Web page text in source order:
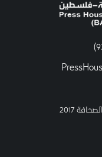
2017